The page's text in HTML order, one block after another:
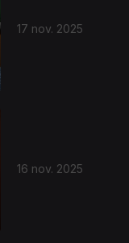
17 nov. 2025
16 nov. 2025